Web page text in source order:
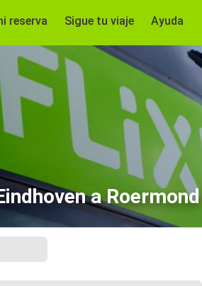
reserva Sigue tu viaje Ayuda
a Roermond